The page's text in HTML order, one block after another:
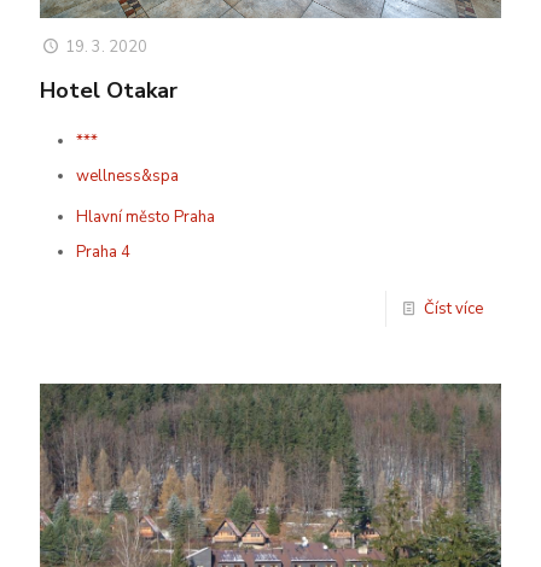
19. 3. 2020
Hotel Otakar
***
wellness&spa
Hlavní město Praha
Praha 4
Číst více